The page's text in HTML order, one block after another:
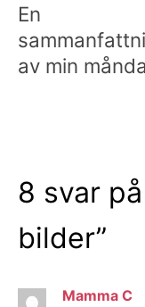
En
av min
8 svar på
bilder”
Mamma C